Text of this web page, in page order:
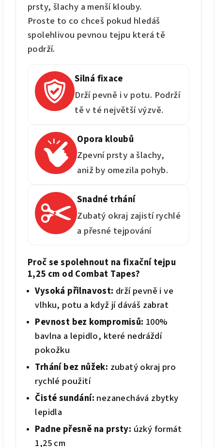
prsty, šlachy a menší klouby.
Proste to co chceš pokud hledáš
spolehlivou pevnou tejpu která tě
podrží.
Silná fixace
Drží pevně i v potu. Podrží
tě v té největší výzvě.
Opora kloubů
Zpevní prsty a šlachy,
aniž by omezila pohyb.
Snadné trhání
Zubatý okraj zajistí rychlé
a přesné tejpování
Proč se spolehnout na fixační tejpu
1,25 cm od Combat Tapes?
Vysoká přilnavost: drží pevně i ve
vlhku, potu a když jí dáváš zabrat
Pevnost bez kompromisů: 100%
bavlna a lepidlo, které nedráždí
pokožku
Trhání bez nůžek: zubatý okraj pro
rychlé použití
Čisté sundání: nezanechává zbytky
lepidla
Padne přesně na prsty: úzký formát
1,25 cm